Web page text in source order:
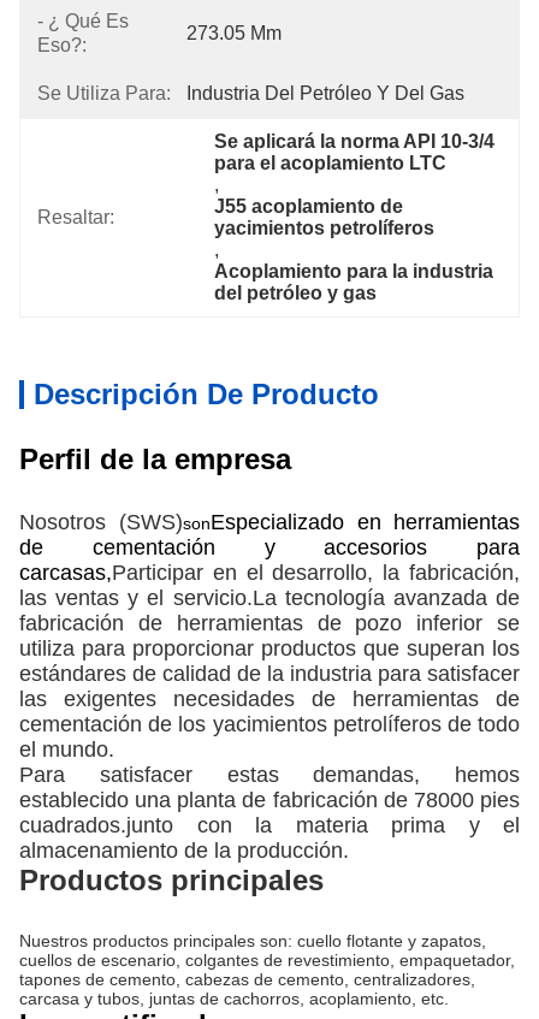
- ¿ Qué Es
Eso?:
273.05 Mm
Se Utiliza Para: Industria Del Petróleo Y Del Gas
Resaltar:
Se aplicará la norma API 10-3/4
para el acoplamiento LTC
,
J55 acoplamiento de
yacimientos petrolíferos
,
Acoplamiento para la industria
del petróleo y gas
Descripción De Producto
Perfil de la empresa
Nosotros (SWS)sonEspecializado en
herramientas
de cementación y accesorios para
carcasas,Participar en el desarrollo, la fabricación,
las ventas y el servicio.La tecnología avanzada de
fabricación de herramientas de pozo inferior se
utiliza para proporcionar productos que superan los
estándares de calidad de la industria para satisfacer
las exigentes necesidades de herramientas de
cementación de los yacimientos petrolíferos de todo
el mundo.
Para satisfacer estas demandas, hemos
establecido una planta de fabricación de 78000 pies
cuadrados.junto con la materia prima y el
almacenamiento de la producción.
Productos principales
Nuestros productos principales son: cuello flotante y zapatos,
cuellos de escenario, colgantes de revestimiento, empaquetador,
tapones de cemento, cabezas de cemento, centralizadores,
carcasa y tubos, juntas de cachorros, acoplamiento, etc.